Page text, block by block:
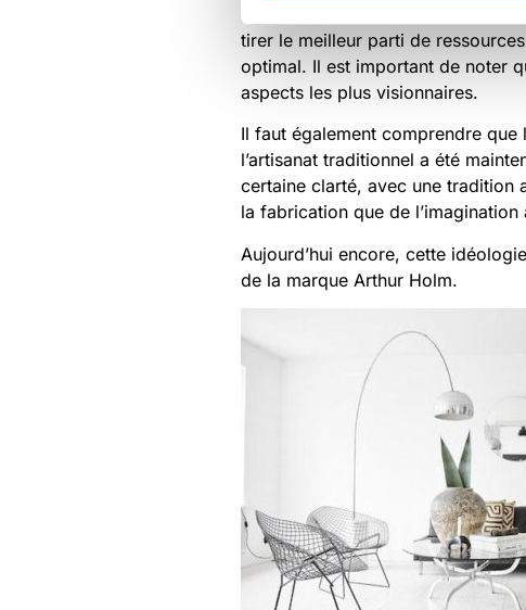
tirer le meilleur parti de
optimal. Il est important de noter
aspects les plus visionnaires.
Il faut également comprendre
l’artisanat traditionnel a été
certaine clarté, avec une tradition
la fabrication que de
Aujourd’hui encore, cette
de la marque Arthur Holm.